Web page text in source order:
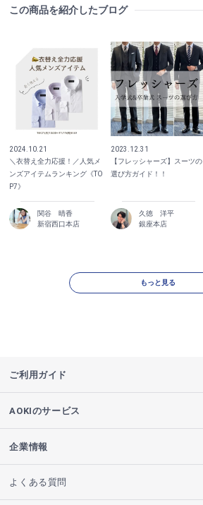
この商品を紹介したブログ
2024.10.21
＼衣替え全力応援！／人気メ
ンズアイテムランキング《TO
P7》
関谷 晴香
新宿西口本店
2023.12.31
【フレッシャーズ】スーツの
選び方ガイド！！
久徳 洋平
銀座本店
もっと見る
ご利用ガイド
AOKIのサービス
企業情報
よくある質問